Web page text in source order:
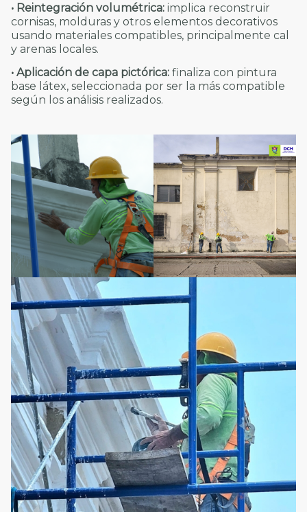
• Reintegración volumétrica: implica reconstruir
cornisas, molduras y otros elementos decorativos
usando materiales compatibles, principalmente cal
y arenas locales.
• Aplicación de capa pictórica: finaliza con pintura
base látex, seleccionada por ser la más compatible
según los análisis realizados.